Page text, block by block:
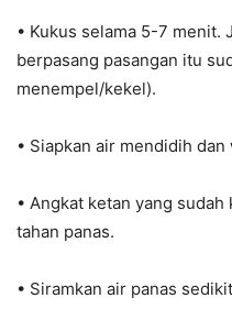
• Kukus selama 5-7 menit.
berpasang pasangan itu
menempel/kekel).
• Siapkan air mendidih dan
• Angkat ketan yang
tahan panas.
• Siramkan air panas